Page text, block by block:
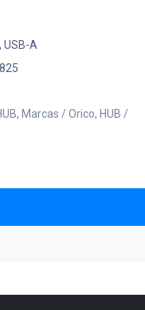
, USB-A
Marcas / Orico, HUB /